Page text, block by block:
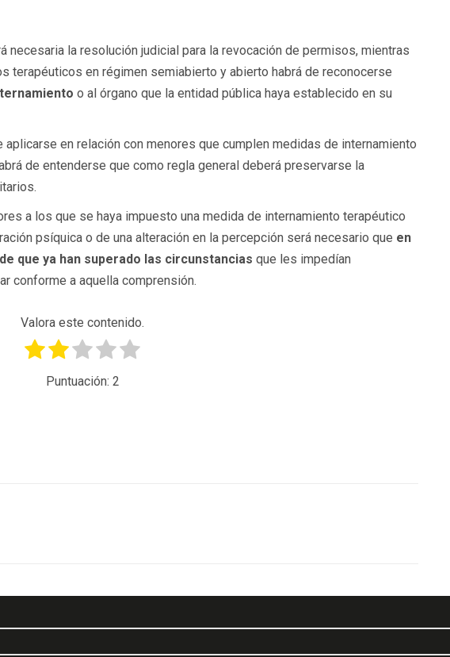
necesaria la resolución judicial para la revocación de permisos, mientras
terapéuticos en régimen semiabierto y abierto habrá de reconocerse
o al órgano que la entidad pública haya establecido en su
en relación con menores que cumplen medidas de internamiento
de entenderse que como regla general deberá preservarse la
a los que se haya impuesto una medida de internamiento terapéutico
psíquica o de una alteración en la percepción será necesario que en
que ya han superado las circunstancias que les impedían
conforme a aquella comprensión.
Valora este contenido.
Puntuación: 2